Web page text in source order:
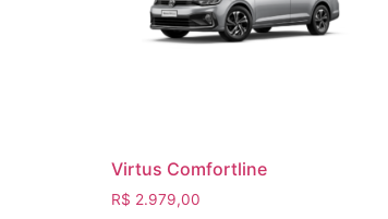
Virtus Comfortline
R$ 2.979,00